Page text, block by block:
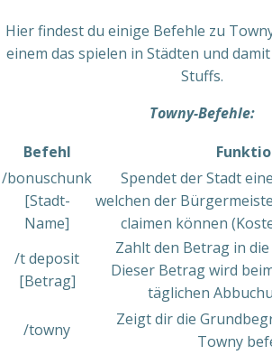
Hier findest du einige Befehle zu
einem das spielen in Städten und
Stuffs.
Towny-Befehle:
Befehl
/bonuschunk
[Stadt-
Name]
Spendet der Stadt
welchen der
claimen können
/t deposit
[Betrag]
Zahlt den Betrag in die
Dieser Betrag wird
täglichen
/towny
Zeigt dir die
Towny